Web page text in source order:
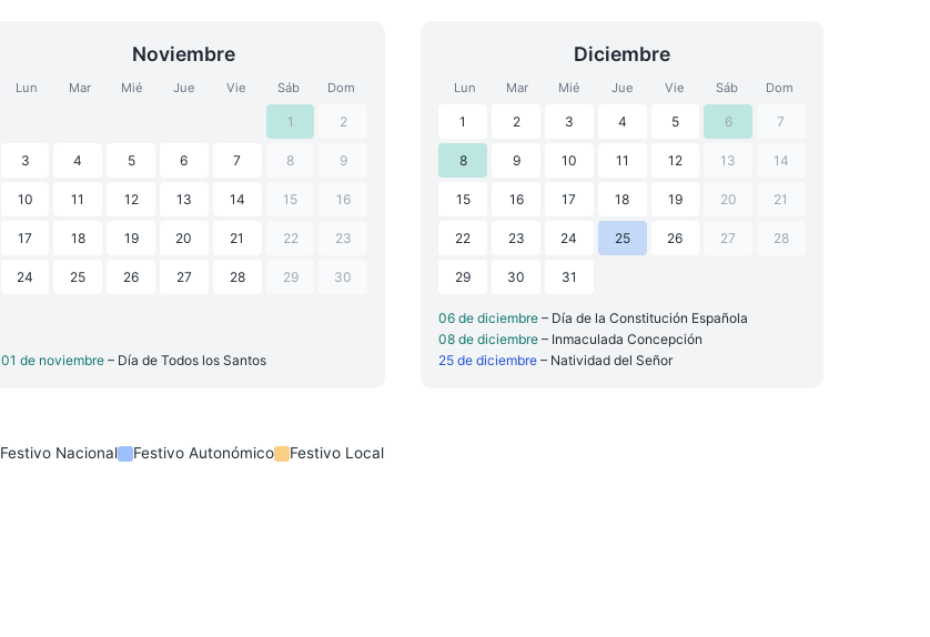
Noviembre
Lun Mar Mié Jue Vie Sáb Dom
1 2
3 4 5 6 7 8 9
10 11 12 13 14 15 16
17 18 19 20 21 22 23
24 25 26 27 28 29 30
01 de noviembre – Día de Todos los Santos
Diciembre
Lun Mar Mié Jue Vie Sáb Dom
1 2 3 4 5 6 7
8 9 10 11 12 13 14
15 16 17 18 19 20 21
22 23 24 25 26 27 28
29 30 31
06 de diciembre– Día de la Constitución Española
08 de diciembre– Inmaculada Concepción
25 de diciembre– Natividad del Señor
Festivo Nacional Festivo Autonómico Festivo Local